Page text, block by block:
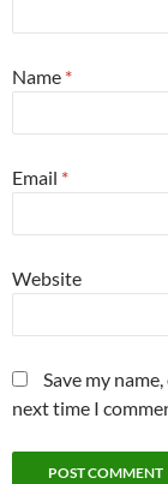
Name *
Email *
Website
Save my
next time I